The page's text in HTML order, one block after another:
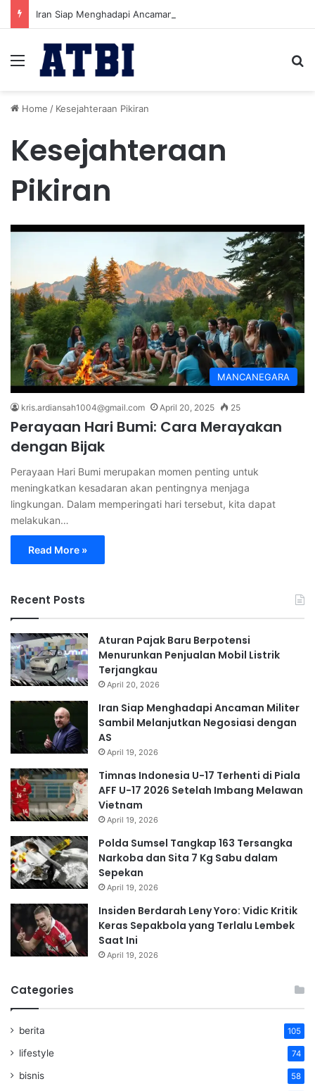
Menu
Home / Kesejahteraan Pikiran
Kesejahteraan
Pikiran
MANCANEGARA
kris.ardiansah1004@gmail.com April 20, 2025 25
Perayaan Hari Bumi: Cara Merayakan
dengan Bijak
Perayaan Hari Bumi merupakan momen penting untuk
meningkatkan kesadaran akan pentingnya menjaga
lingkungan. Dalam memperingati hari tersebut, kita dapat
melakukan…
Read More »
Recent Posts
Aturan Pajak Baru Berpotensi
Menurunkan Penjualan Mobil Listrik
Terjangkau
April 20, 2026
Iran Siap Menghadapi Ancaman Militer
Sambil Melanjutkan Negosiasi dengan
AS
April 19, 2026
Timnas Indonesia U-17 Terhenti di Piala
AFF U-17 2026 Setelah Imbang Melawan
Vietnam
April 19, 2026
Polda Sumsel Tangkap 163 Tersangka
Narkoba dan Sita 7 Kg Sabu dalam
Sepekan
April 19, 2026
Insiden Berdarah Leny Yoro: Vidic Kritik
Keras Sepakbola yang Terlalu Lembek
Saat Ini
April 19, 2026
Categories
berita 105
lifestyle 74
bisnis 58